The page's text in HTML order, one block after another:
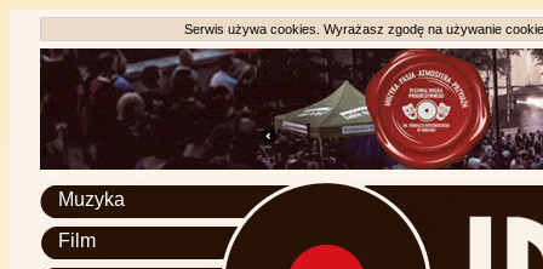
Serwis używa cookies. Wyrażasz zgodę na używanie
Muzyka
Film